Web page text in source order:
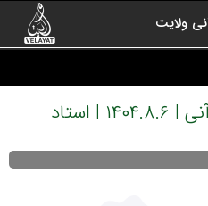
ولایت
برنامه کامل | پرسمان قرآنی | ۱۴۰۴.۸.۶ | استاد